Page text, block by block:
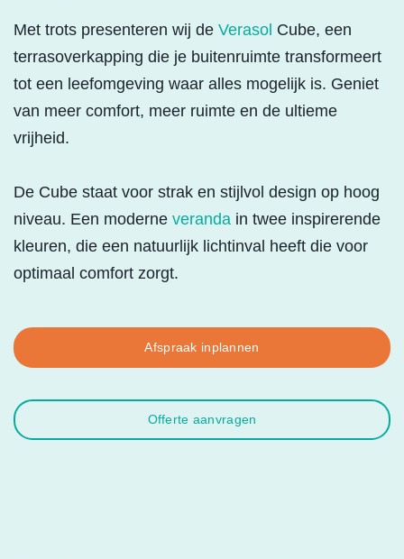
Met trots presenteren wij de Verasol Cube, een
terrasoverkapping die je buitenruimte transformeert
tot een leefomgeving waar alles mogelijk is. Geniet
van meer comfort, meer ruimte en de ultieme
vrijheid.
De Cube staat voor strak en stijlvol design op hoog
niveau. Een moderne veranda in twee inspirerende
kleuren, die een natuurlijk lichtinval heeft die voor
optimaal comfort zorgt.
Afspraak inplannen
Offerte aanvragen